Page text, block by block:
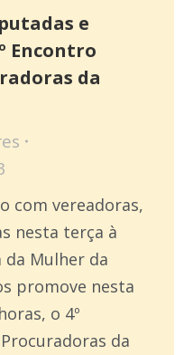
e
Encontro
da
com vereadoras,
nesta terça à
Mulher da
promove nesta
o 4º
da